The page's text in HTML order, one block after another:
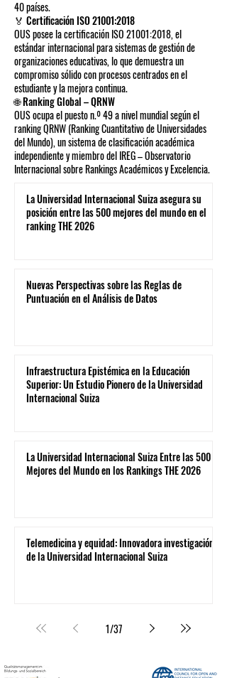
40 países.
🏅 Certificación ISO 21001:2018
OUS posee la certificación ISO 21001:2018, el
estándar internacional para sistemas de gestión de
organizaciones educativas, lo que demuestra un
compromiso sólido con procesos centrados en el
estudiante y la mejora continua.
🌐 Ranking Global – QRNW
OUS ocupa el puesto n.º 49 a nivel mundial según el
ranking QRNW (Ranking Cuantitativo de Universidades
del Mundo), un sistema de clasificación académica
independiente y miembro del IREG – Observatorio
Internacional sobre Rankings Académicos y Excelencia.
La Universidad Internacional Suiza asegura su
posición entre las 500 mejores del mundo en el
ranking THE 2026
Nuevas Perspectivas sobre las Reglas de
Puntuación en el Análisis de Datos
Infraestructura Epistémica en la Educación
Superior: Un Estudio Pionero de la Universidad
Internacional Suiza
La Universidad Internacional Suiza Entre las 500
Mejores del Mundo en los Rankings THE 2026
Telemedicina y equidad: Innovadora investigación
de la Universidad Internacional Suiza
1/37